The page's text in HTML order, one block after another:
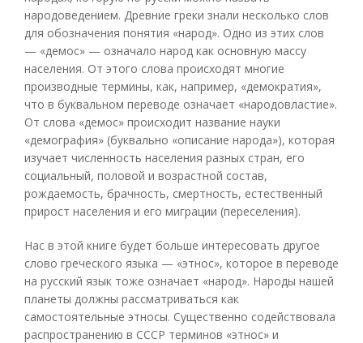
народоведением. Древние греки знали несколько слов
для обозначения понятия «народ». Одно из этих слов
— «демос» — означало народ как основную массу
населения. От этого слова происходят многие
производные термины, как, например, «демократия»,
что в буквальном переводе означает «народовластие».
От слова «демос» происходит название науки
«демография» (буквально «описание народа»), которая
изучает численность населения разных стран, его
социальный, половой и возрастной состав,
рождаемость, брачность, смертность, естественный
прирост населения и его миграции (переселения).
Нас в этой книге будет больше интересовать другое
слово греческого языка — «этнос», которое в переводе
на русский язык тоже означает «народ». Народы нашей
планеты должны рассматриваться как
самостоятельные этносы. Существенно содействовала
распространению в СССР терминов «этнос» и